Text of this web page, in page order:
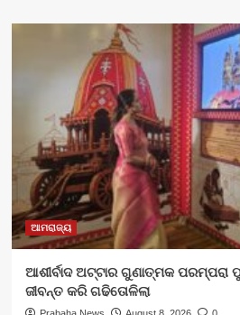
ଆମରାଜ୍ୟ
ଆଶୀର୍ବାଦ ଅଟ୍ଟାର ଗୁଣାତ୍ମକ ପରମ୍ପରା
ଜୀବନ୍ତ କରି ଗଢିତୋଳିଲା